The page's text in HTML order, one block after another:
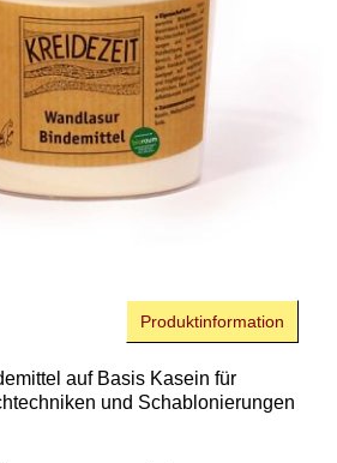
Produktinformation
auf Basis Kasein für
und Schablonierungen